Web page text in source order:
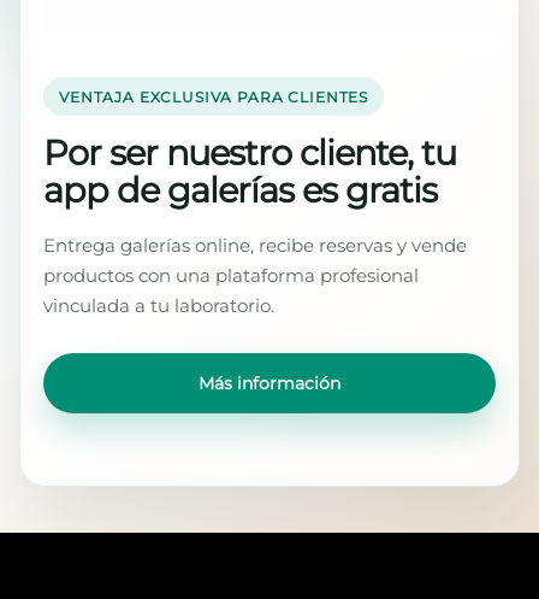
VENTAJA EXCLUSIVA PARA CLIENTES
Por ser nuestro cliente, tu
app de galerías es gratis
Entrega galerías online, recibe reservas y vende
productos con una plataforma profesional
vinculada a tu laboratorio.
Más información